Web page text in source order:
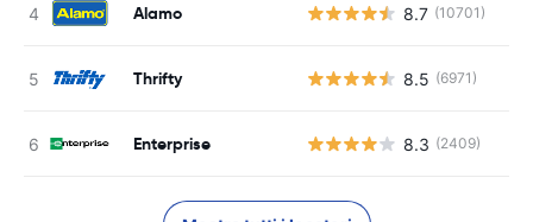
Alamo 8.7 (10701)
Thrifty 8.5 (6971)
Enterprise 8.3 (2409)